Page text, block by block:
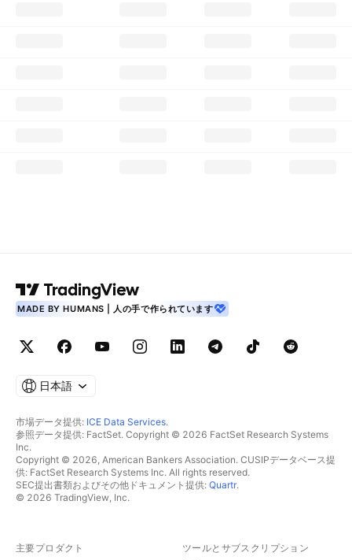
MADE BY HUMANS | 人の手で作られています
日本語
市場データ提供: ICE Data Services.
参照データ提供: FactSet. Copyright © 2026 FactSet Research Systems
Inc.
Copyright © 2026, American Bankers Association. CUSIPデータベース提
供: FactSet Research Systems Inc. All rights reserved.
SEC提出書類およびその他ドキュメント提供: Quartr.
© 2026 TradingView, Inc.
主要プロダクト ツールとサブスクリプション